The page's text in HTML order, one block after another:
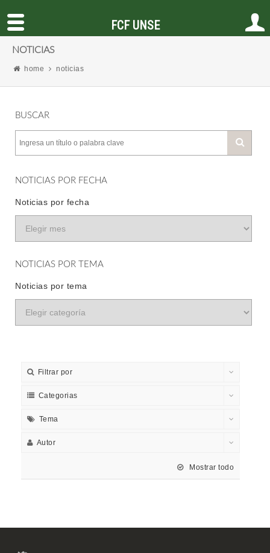
NOTICIAS
home noticias
BUSCAR
NOTICIAS POR FECHA
Noticias por fecha
NOTICIAS POR TEMA
Noticias por tema
Filtrar por
Categorias
Tema
Autor
Mostrar todo
FCF UNSE